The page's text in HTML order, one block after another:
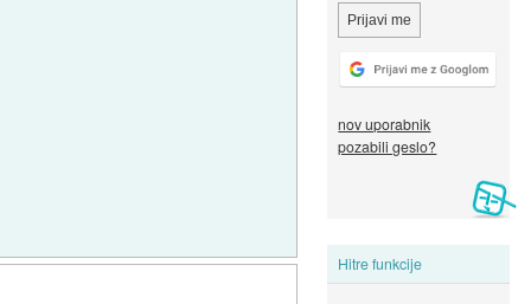
nov uporabnik
pozabili geslo?
Hitre funkcije